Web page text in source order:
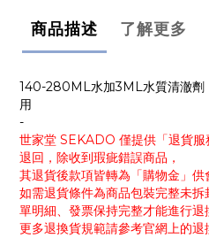
商品描述 了解更多
140-280ML水加3ML水質清澈劑
用
-
世家堂 SEKADO 僅提供「退貨
退回，除收到瑕疵錯誤商品，
其退貨後款項皆轉為「購物金」供
如需退貨條件為商品包裝完整未
單明細、發票保持完整才能進行退
更多退換貨規範請參考官網上的退